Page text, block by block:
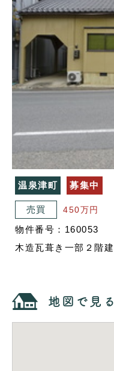
温泉津町 募集中
売買 450万円
物件番号：160053
木造瓦葺き一部２階建
地図で見る